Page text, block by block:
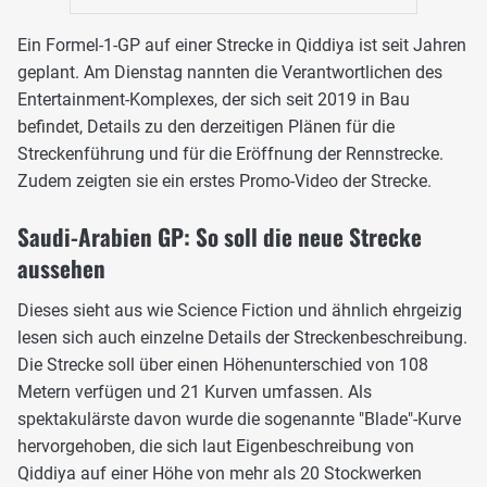
Ein Formel-1-GP auf einer Strecke in Qiddiya ist seit Jahren
geplant. Am Dienstag nannten die Verantwortlichen des
Entertainment-Komplexes, der sich seit 2019 in Bau
befindet, Details zu den derzeitigen Plänen für die
Streckenführung und für die Eröffnung der Rennstrecke.
Zudem zeigten sie ein erstes Promo-Video der Strecke.
Saudi-Arabien GP: So soll die neue Strecke
aussehen
Dieses sieht aus wie Science Fiction und ähnlich ehrgeizig
lesen sich auch einzelne Details der Streckenbeschreibung.
Die Strecke soll über einen Höhenunterschied von 108
Metern verfügen und 21 Kurven umfassen. Als
spektakulärste davon wurde die sogenannte "Blade"-Kurve
hervorgehoben, die sich laut Eigenbeschreibung von
Qiddiya auf einer Höhe von mehr als 20 Stockwerken